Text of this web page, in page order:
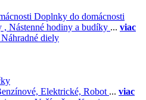
Doplnky do domácnosti
, Nástenné hodiny a budíky ... viac
Náhradné diely
Elektrické, Robot ... viac